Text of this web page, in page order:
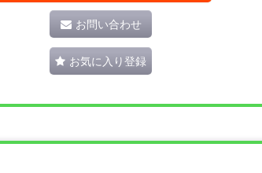
お問い合わせ
お気に入り登録